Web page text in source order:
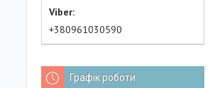
+380961030590
Графік роботи